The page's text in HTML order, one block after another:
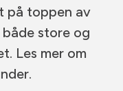
på toppen av
store og
Les mer om